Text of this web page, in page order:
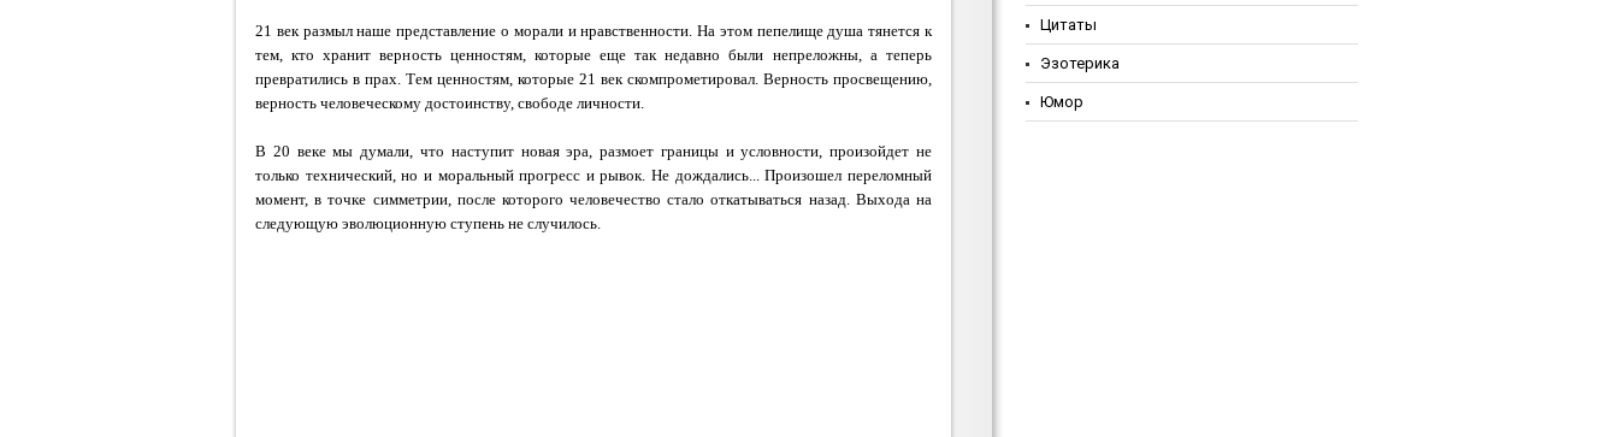
21 век размыл наше представление о морали и нравственности. На этом пепелище душа тянется к
тем, кто хранит верность ценностям, которые еще так недавно были непреложны, а теперь
превратились в прах. Тем ценностям, которые 21 век скомпрометировал. Верность просвещению,
верность человеческому достоинству, свободе личности.
В 20 веке мы думали, что наступит новая эра, размоет границы и условности, произойдет не
только технический, но и моральный прогресс и рывок. Не дождались... Произошел переломный
момент, в точке симметрии, после которого человечество стало откатываться назад. Выхода на
следующую эволюционную ступень не случилось.
Цитаты
Эзотерика
Юмор